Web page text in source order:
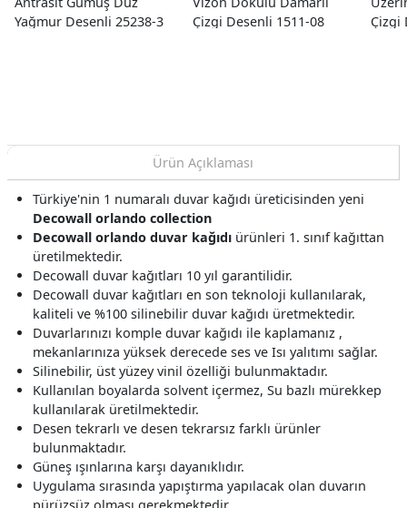
Yağmur Desenli 25238-3
Çizgi Desenli 1511-08
Çizgi
Ürün Açıklaması
Türkiye'nin 1 numaralı duvar kağıdı üreticisinden yeni
Decowall orlando collection
Decowall orlando duvar kağıdı ürünleri 1. sınıf kağıttan
üretilmektedir.
Decowall duvar kağıtları 10 yıl garantilidir.
Decowall duvar kağıtları en son teknoloji kullanılarak,
kaliteli ve %100 silinebilir duvar kağıdı üretmektedir.
Duvarlarınızı komple duvar kağıdı ile kaplamanız ,
mekanlarınıza yüksek derecede ses ve Isı yalıtımı sağlar.
Silinebilir, üst yüzey vinil özelliği bulunmaktadır.
Kullanılan boyalarda solvent içermez, Su bazlı mürekkep
kullanılarak üretilmektedir.
Desen tekrarlı ve desen tekrarsız farklı ürünler
bulunmaktadır.
Güneş ışınlarına karşı dayanıklıdır.
Uygulama sırasında yapıştırma yapılacak olan duvarın